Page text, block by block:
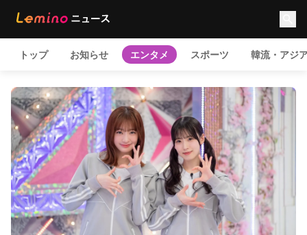
トップ お知らせ エンタメ スポーツ 韓流・アジ